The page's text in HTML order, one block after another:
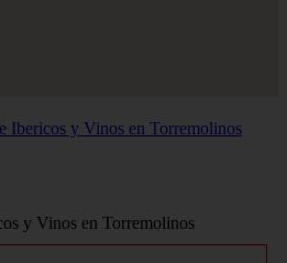
Ibericos y Vinos en Torremolinos